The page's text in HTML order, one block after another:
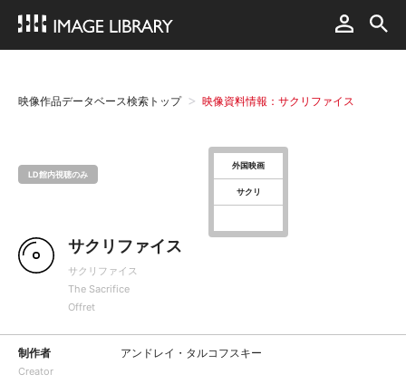
映像作品データベース検索トップ 映像資料情報：サクリファイス
LD館内視聴のみ
外国映画
サクリ
サクリファイス
サクリファイス
The Sacrifice
Offret
制作者
Creator
アンドレイ・タルコフスキー